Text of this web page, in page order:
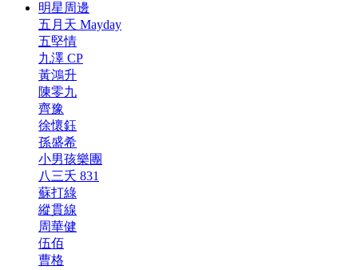
明星周邊
五月天 Mayday
五堅情
九澤 CP
黃鴻升
陳零九
齊豫
徐懷鈺
孫盛希
小男孩樂團
八三夭 831
蘇打綠
縱貫線
周華健
伍佰
曹格